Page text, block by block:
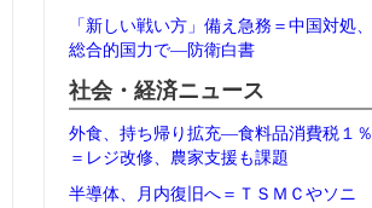
「新しい戦い方」備え急務＝中国対処、
総合的国力で―防衛白書
社会・経済ニュース
外食、持ち帰り拡充―食料品消費税１％
＝レジ改修、農家支援も課題
半導体、月内復旧へ＝ＴＳＭＣやソニ